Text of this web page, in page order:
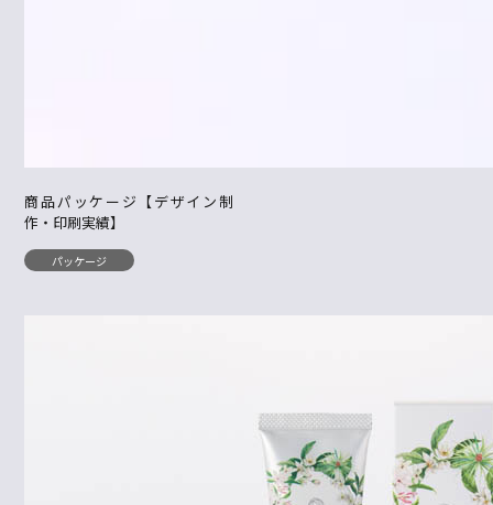
商品パッケージ【デザイン制
作・印刷実績】
パッケージ